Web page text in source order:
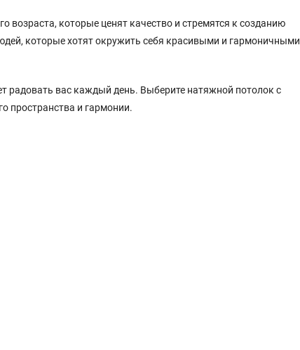
которые ценят качество и стремятся к созданию
которые хотят окружить себя красивыми и гармоничными
радовать вас каждый день. Выберите натяжной потолок с
пространства и гармонии.